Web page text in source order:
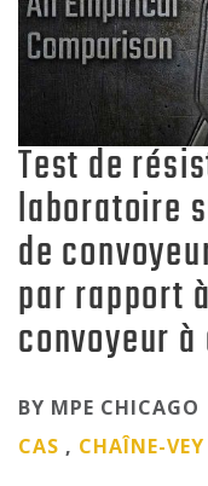
Test de
laboratoire
de
par rapport
convoyeur
Categories
BY MPE
CAS , CHAÎNE-VEY